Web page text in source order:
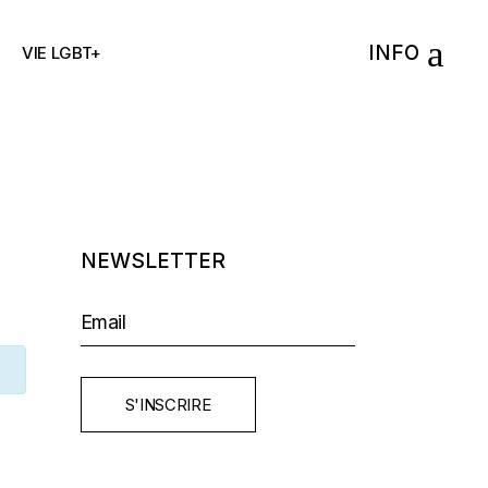
VIE LGBT+ INFO
NEWSLETTER
S'INSCRIRE